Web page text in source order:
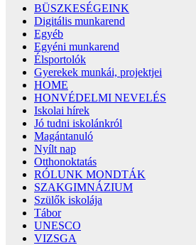
BÜSZKESÉGEINK
Digitális munkarend
Egyéb
Egyéni munkarend
Élsportolók
Gyerekek munkái, projektjei
HOME
HONVÉDELMI NEVELÉS
Iskolai hírek
Jó tudni iskolánkról
Magántanuló
Nyílt nap
Otthonoktatás
RÓLUNK MONDTÁK
SZAKGIMNÁZIUM
Szülők iskolája
Tábor
UNESCO
VIZSGA